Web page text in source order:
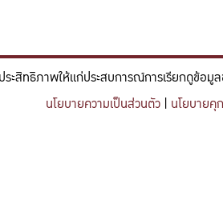
และวิศวกรรม ที่มีจิตสำนึกในความรับผิ
and engineering who embrace responsibility,
ประสิทธิภาพให้แก่ประสบการณ์การเรียกดู
นโยบายความเป็นส่วนตัว| นโยบายคุ